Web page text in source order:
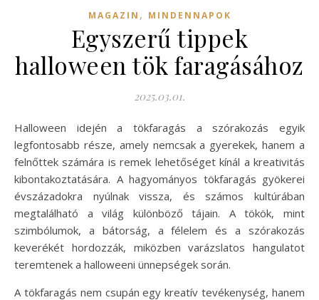
MAGAZIN , MINDENNAPOK
Egyszerű tippek
halloween tök faragásához
2025.03.01.
Halloween idején a tökfaragás a szórakozás egyik
legfontosabb része, amely nemcsak a gyerekek, hanem a
felnőttek számára is remek lehetőséget kínál a kreativitás
kibontakoztatására. A hagyományos tökfaragás gyökerei
évszázadokra nyúlnak vissza, és számos kultúrában
megtalálható a világ különböző tájain. A tökök, mint
szimbólumok, a bátorság, a félelem és a szórakozás
keverékét hordozzák, miközben varázslatos hangulatot
teremtenek a halloweeni ünnepségek során.
A tökfaragás nem csupán egy kreatív tevékenység, hanem